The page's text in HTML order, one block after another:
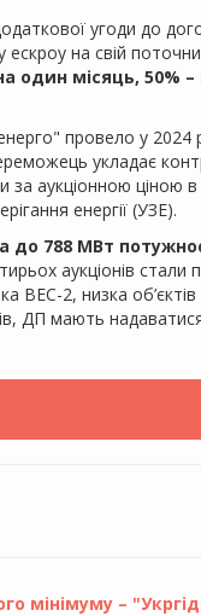
угоди до
на свій
один місяць, 50% –
провело у 2024
укладає
аукціонною ціною
енергії (УЗЕ).
до 788 МВт
аукціонів стали
2, низка об’єктів
ДП мають
мінімуму –